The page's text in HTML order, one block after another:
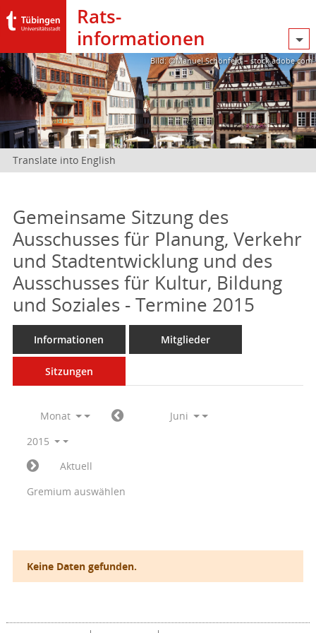
Rats­
informationen
Bild: @Manuel Schönfeld – stock.adobe.com
Translate into English
Gemeinsame Sitzung des
Ausschusses für Planung, Verkehr
und Stadtentwicklung und des
Ausschusses für Kultur, Bildung
und Soziales - Termine 2015
Informationen Mitglieder
Sitzungen
Monat
Juni
2015
Aktuell
Gremium auswählen
Keine Daten gefunden.